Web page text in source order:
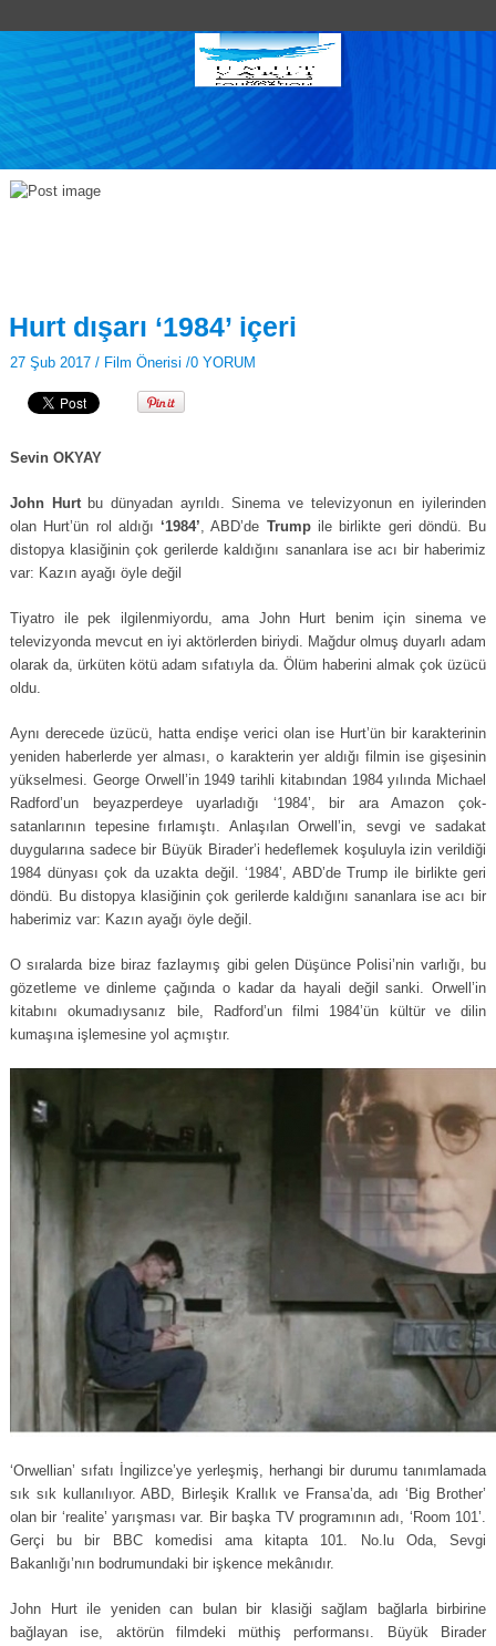
Hurt dışarı ‘1984’ içeri
27 Şub 2017 / Film Önerisi /0 YORUM
Sevin OKYAY
John Hurtbu dünyadan ayrıldı. Sinema ve televizyonun en iyilerinden
olan Hurt’ün rol aldığı ‘1984’, ABD’de Trumpile birlikte geri döndü. Bu
distopya klasiğinin çok gerilerde kaldığını sananlara ise acı bir haberimiz
var: Kazın ayağı öyle değil
Tiyatro ile pek ilgilenmiyordu, ama John Hurt benim için sinema ve
televizyonda mevcut en iyi aktörlerden biriydi. Mağdur olmuş duyarlı adam
olarak da, ürküten kötü adam sıfatıyla da. Ölüm haberini almak çok üzücü
oldu.
Aynı derecede üzücü, hatta endişe verici olan ise Hurt’ün bir karakterinin
yeniden haberlerde yer alması, o karakterin yer aldığı filmin ise gişesinin
yükselmesi. George Orwell’in 1949 tarihli kitabından 1984 yılında Michael
Radford’un beyazperdeye uyarladığı ‘1984’, bir ara Amazon çok-
satanlarının tepesine fırlamıştı. Anlaşılan Orwell’in, sevgi ve sadakat
duygularına sadece bir Büyük Birader’i hedeflemek koşuluyla izin verildiği
1984 dünyası çok da uzakta değil. ‘1984’, ABD’de Trump ile birlikte geri
döndü. Bu distopya klasiğinin çok gerilerde kaldığını sananlara ise acı bir
haberimiz var: Kazın ayağı öyle değil.
O sıralarda bize biraz fazlaymış gibi gelen Düşünce Polisi’nin varlığı, bu
gözetleme ve dinleme çağında o kadar da hayali değil sanki. Orwell’in
kitabını okumadıysanız bile, Radford’un filmi 1984’ün kültür ve dilin
kumaşına işlemesine yol açmıştır.
‘Orwellian’ sıfatı İngilizce’ye yerleşmiş, herhangi bir durumu tanımlamada
sık sık kullanılıyor. ABD, Birleşik Krallık ve Fransa’da, adı ‘Big Brother’
olan bir ‘realite’ yarışması var. Bir başka TV programının adı, ‘Room 101’.
Gerçi bu bir BBC komedisi ama kitapta 101. No.lu Oda, Sevgi
Bakanlığı’nın bodrumundaki bir işkence mekânıdır.
John Hurt ile yeniden can bulan bir klasiği sağlam bağlarla birbirine
bağlayan ise, aktörün filmdeki müthiş performansı. Büyük Birader